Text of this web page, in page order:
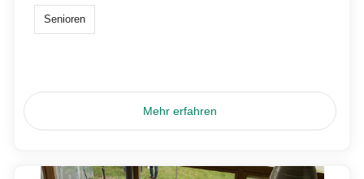
Senioren
Mehr erfahren